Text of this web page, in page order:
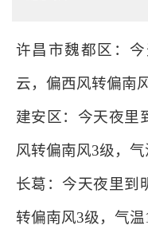
许昌市魏都区：
云，偏西风转偏南
建安区：今天夜里
风转偏南风3级，气
长葛：今天夜里到
转偏南风3级，气温